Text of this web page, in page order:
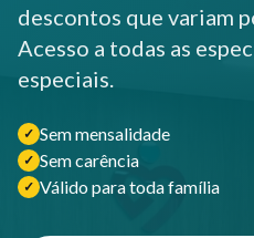
descontos que variam
Acesso a todas as
especiais.
✓ Sem mensalidade
✓ Sem carência
✓ Válido para toda família